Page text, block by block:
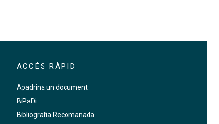
ACCÉS RÀPID
Apadrina un document
BiPaDi
Bibliografia Recomanada